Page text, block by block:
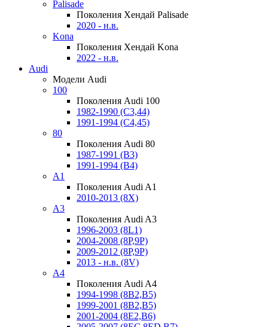
Palisade
Поколения Хендай Palisade
2020 - н.в.
Kona
Поколения Хендай Kona
2022 - н.в.
Audi
Модели Audi
100
Поколения Audi 100
1982-1990 (С3,44)
1991-1994 (С4,45)
80
Поколения Audi 80
1987-1991 (B3)
1991-1994 (B4)
A1
Поколения Audi A1
2010-2013 (8X)
A3
Поколения Audi A3
1996-2003 (8L1)
2004-2008 (8P,9P)
2009-2012 (8P,9P)
2013 - н.в. (8V)
A4
Поколения Audi A4
1994-1998 (8B2,B5)
1999-2001 (8B2,B5)
2001-2004 (8E2,B6)